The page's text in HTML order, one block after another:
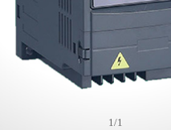
还需要配备UPS电源系统以备
不间断电源系统（简称UPS
质量，使负载供电不受影响的
稳定使用，UPS日益受到重视
关重要
证它们在紧急情况下能正常工
1 /1